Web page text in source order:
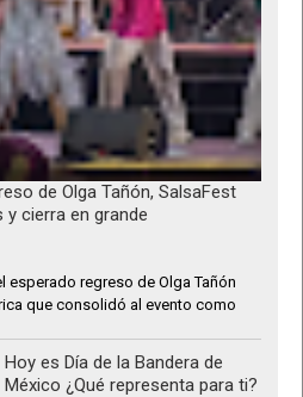
de Olga Tañón, SalsaFest
cierra en grande
esperado regreso de Olga Tañón
que consolidó al evento como
Hoy es Día de la Bandera de
México ¿Qué representa para ti?